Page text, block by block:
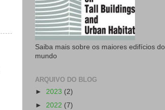
Saiba mais sobre os maiores edifícios do
mundo
ARQUIVO DO BLOG
► 2023 (2)
► 2022 (7)